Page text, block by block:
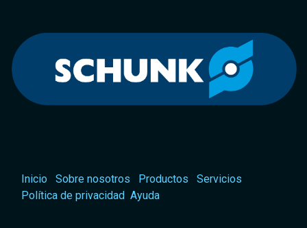
Inicio Sobre nosotros Productos
Servicios
Política de privacidad Ayuda